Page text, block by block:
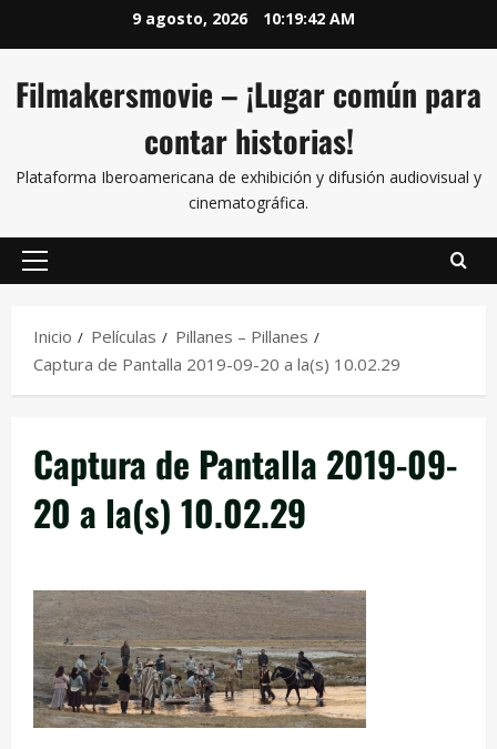
9 agosto, 2026 10:19:43 AM
Filmakersmovie – ¡Lugar común para
contar historias!
Plataforma Iberoamericana de exhibición y difusión audiovisual y
cinematográfica.
Inicio Películas
Pillanes – Pillanes
Captura de Pantalla 2019-09-20 a la(s) 10.02.29
Captura de Pantalla 2019-09-
20 a la(s) 10.02.29